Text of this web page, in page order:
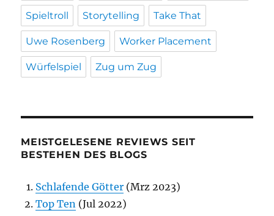
Spieltroll Storytelling Take That
Uwe Rosenberg Worker Placement
Würfelspiel Zug um Zug
MEISTGELESENE REVIEWS SEIT
BESTEHEN DES BLOGS
Schlafende Götter (Mrz 2023)
Top Ten (Jul 2022)